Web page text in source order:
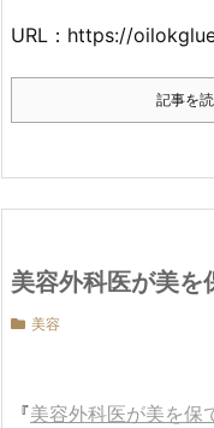
URL：https://
記事を
美容外科医が美を
美容
『美容外科医が美を保